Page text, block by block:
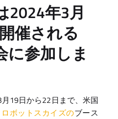
2024年3月
催される
に参加しま
19日から22日まで、米国
ロボットスカイズのブース